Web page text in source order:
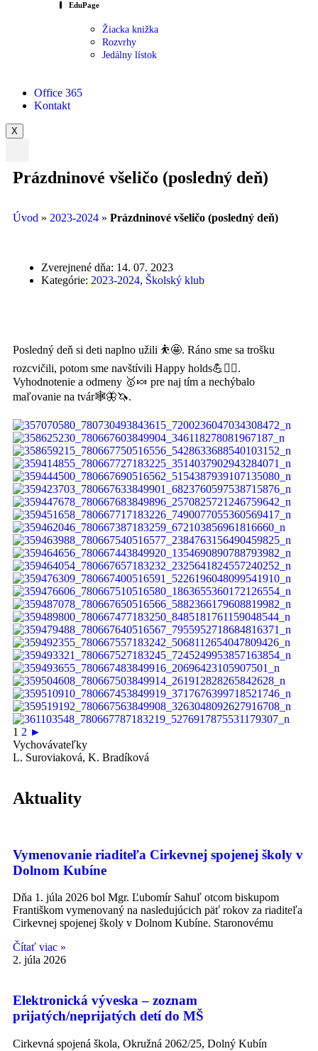
EduPage
Žiacka knižka
Rozvrhy
Jedálny lístok
Office 365
Kontakt
X
Prázdninové všeličo (posledný deň)
Úvod » 2023-2024 » Prázdninové všeličo (posledný deň)
Zverejnené dňa: 14. 07. 2023
Kategórie: 2023-2024, Školský klub
Posledný deň si deti naplno užili ⛹️🤩. Ráno sme sa trošku
rozcvičili, potom sme navštívili Happy holds💪🧗‍♀️.
Vyhodnotenie a odmeny 🥇🍬 pre naj tím a nechýbalo
maľovanie na tvár🕸️🦋🦄.
1 2 ►
Vychovávateľky
L. Suroviaková, K. Bradíková
Aktuality
Vymenovanie riaditeľa Cirkevnej spojenej školy v
Dolnom Kubíne
Dňa 1. júla 2026 bol Mgr. Ľubomír Sahuľ otcom biskupom
Františkom vymenovaný na nasledujúcich päť rokov za riaditeľa
Cirkevnej spojenej školy v Dolnom Kubíne. Staronovému
Čítať viac »
2. júla 2026
Elektronická výveska – zoznam
prijatých/neprijatých detí do MŠ
Cirkevná spojená škola, Okružná 2062/25, Dolný Kubín